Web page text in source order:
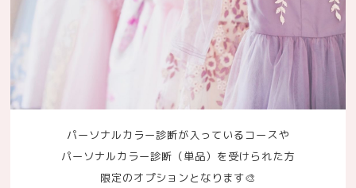
パーソナルカラー診断が入っているコースや
パーソナルカラー診断（単品）を受けられた方
限定のオプションとなります🎨